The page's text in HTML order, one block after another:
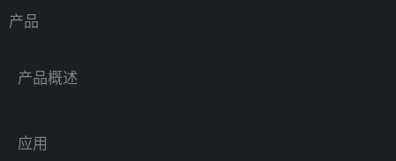
跳
至
产品
产品概述
应用